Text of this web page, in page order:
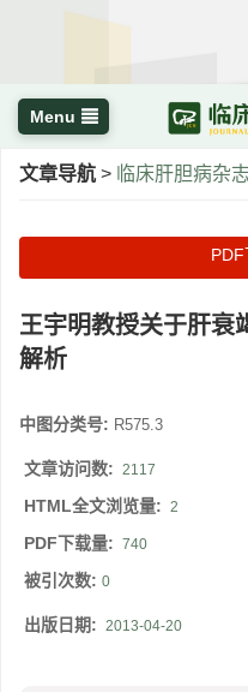
Menu
文章导航 > 临床肝胆病杂
王宇明教授关于肝衰
解析
中图分类号: R575.3
文章访问数: 2117
HTML全文浏览量: 2
PDF下载量: 740
被引次数: 0
出版日期: 2013-04-20